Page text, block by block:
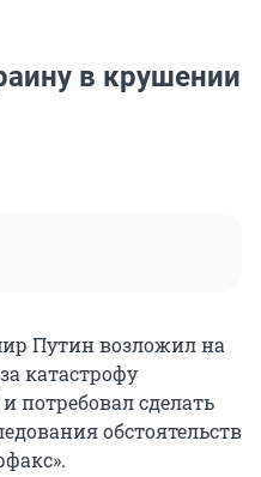
в крушении
Путин возложил на
катастрофу
потребовал сделать
обстоятельств